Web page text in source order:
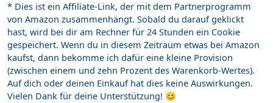
* Dies ist ein Affiliate-Link, der mit dem Partnerprogramm
von Amazon zusammenhängt. Sobald du darauf geklickt
hast, wird bei dir am Rechner für 24 Stunden ein Cookie
gespeichert. Wenn du in diesem Zeitraum etwas bei Amazon
kaufst, dann bekomme ich dafür eine kleine Provision
(zwischen einem und zehn Prozent des Warenkorb-Wertes).
Auf dich oder deinen Einkauf hat dies keine Auswirkungen.
Vielen Dank für deine Unterstützung! 😊